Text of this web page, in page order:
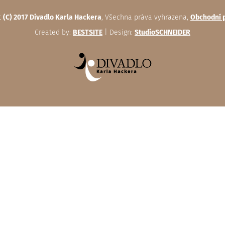
(C) 2017 Divadlo Karla Hackera, Všechna práva vyhrazena, Obchodní
Created by: BESTSITE | Design: StudioSCHNEIDER